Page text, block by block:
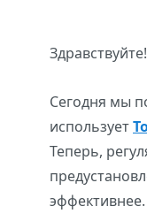
Здравствуйте!
Сегодня мы
использует
Теперь,
эффективнее.